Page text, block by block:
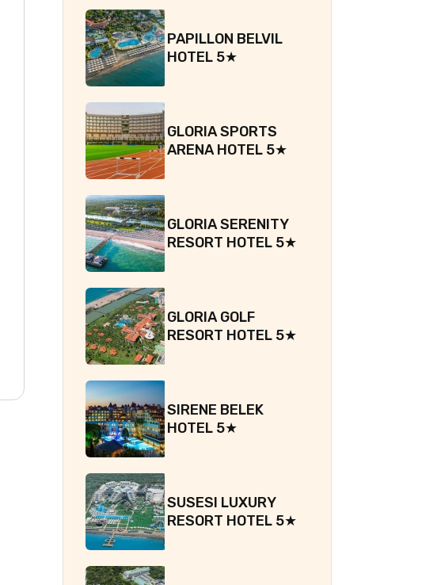
PAPILLON BELVIL
HOTEL 5★
GLORIA SPORTS
ARENA HOTEL 5★
GLORIA SERENITY
RESORT HOTEL 5★
GLORIA GOLF
RESORT HOTEL 5★
SIRENE BELEK
HOTEL 5★
SUSESI LUXURY
RESORT HOTEL 5★